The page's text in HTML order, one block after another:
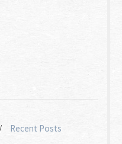
Recent Posts